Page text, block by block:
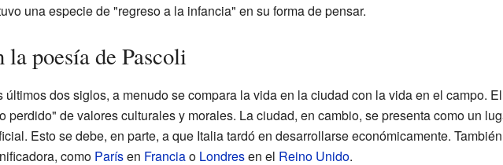
una especie de "regreso a la infancia" en su forma de pensar.
poesía de Pascoli
dos siglos, a menudo se compara la vida en la ciudad con la vida en el campo.
perdido" de valores culturales y morales. La ciudad, en cambio, se presenta como un
Esto se debe, en parte, a que Italia tardó en desarrollarse económicamente.
como Parísen Franciao Londresen el Reino Unido.